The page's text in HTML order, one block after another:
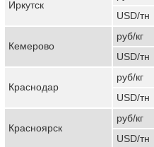
Иркутск
USD/тн
Кемерово
руб/кг
USD/тн
Краснодар
руб/кг
USD/тн
Красноярск
руб/кг
USD/тн